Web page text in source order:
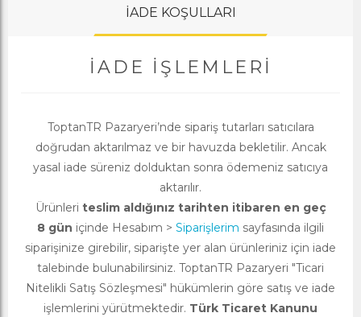
İADE KOŞULLARI
İADE İŞLEMLERI
ToptanTR Pazaryeri’nde sipariş tutarları satıcılara
doğrudan aktarılmaz ve bir havuzda bekletilir. Ancak
yasal iade süreniz dolduktan sonra ödemeniz satıcıya
aktarılır.
Ürünleri teslim aldığınız tarihten itibaren en geç
8 gün içinde Hesabım > Siparişlerim sayfasında ilgili
siparişinize girebilir, siparişte yer alan ürünleriniz için iade
talebinde bulunabilirsiniz. ToptanTR Pazaryeri "Ticari
Nitelikli Satış Sözleşmesi" hükümlerin göre satış ve iade
işlemlerini yürütmektedir. Türk Ticaret Kanunu